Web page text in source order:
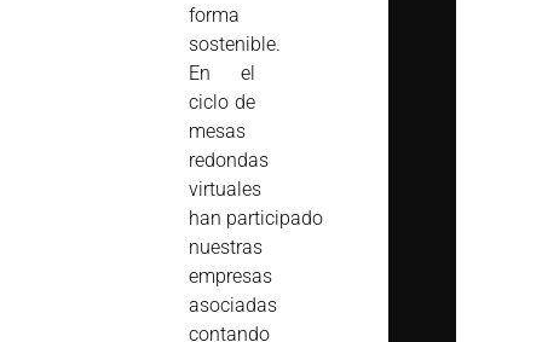
forma
sostenible.
En el
ciclo de
mesas
redondas
virtuales
han participado
nuestras
empresas
asociadas
contando